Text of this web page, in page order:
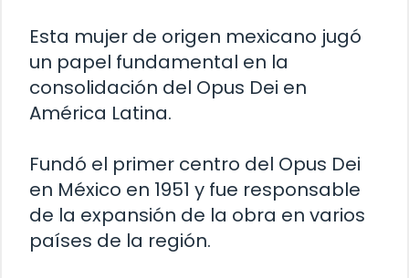
Esta mujer de origen mexicano jugó
un papel fundamental en la
consolidación del Opus Dei en
América Latina.
Fundó el primer centro del Opus Dei
en México en 1951 y fue responsable
de la expansión de la obra en varios
países de la región.